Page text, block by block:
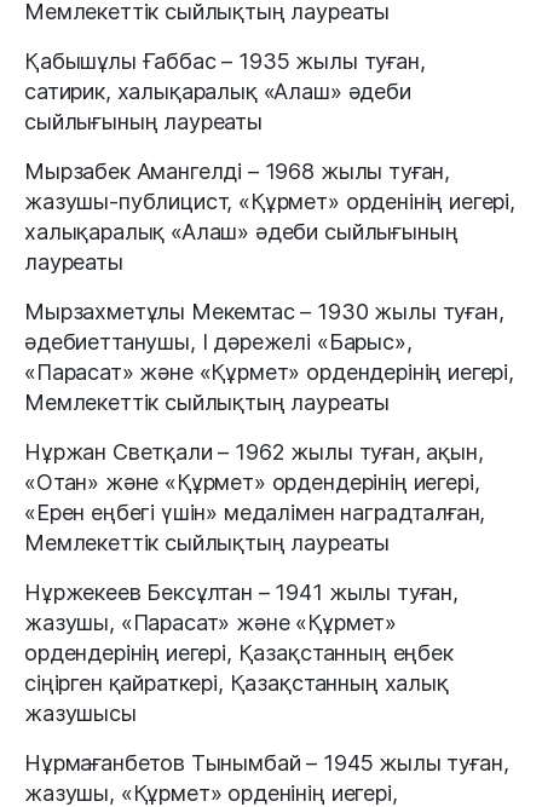
Мемлекеттік сыйлықтың лауреаты
Қабышұлы Ғаббас – 1935 жылы туған,
сатирик, халықаралық «Алаш» әдеби
сыйлығының лауреаты
Мырзабек Амангелді – 1968 жылы туған,
жазушы-публицист, «Құрмет» орденінің иегері,
халықаралық «Алаш» әдеби сыйлығының
лауреаты
Мырзахметұлы Мекемтас – 1930 жылы туған,
әдебиеттанушы, I дәрежелі «Барыс»,
«Парасат» және «Құрмет» ордендерінің иегері,
Мемлекеттік сыйлықтың лауреаты
Нұржан Светқали – 1962 жылы туған, ақын,
«Отан» және «Құрмет» ордендерінің иегері,
«Ерен еңбегі үшін» медалімен наградталған,
Мемлекеттік сыйлықтың лауреаты
Нұржекеев Бексұлтан – 1941 жылы туған,
жазушы, «Парасат» және «Құрмет»
ордендерінің иегері, Қазақстанның еңбек
сіңірген қайраткері, Қазақстанның халық
жазушысы
Нұрмағанбетов Тынымбай – 1945 жылы туған,
жазушы, «Құрмет» орденінің иегері,